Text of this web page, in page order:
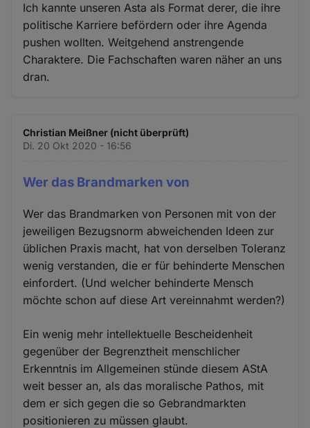
Ich kannte unseren Asta als Format derer, die ihre
politische Karriere befördern oder ihre Agenda
pushen wollten. Weitgehend anstrengende
Charaktere. Die Fachschaften waren näher an uns
dran.
Christian Meißner (nicht überprüft)
Di. 20 Okt 2020 - 16:56
Wer das Brandmarken von
Wer das Brandmarken von Personen mit von der
jeweiligen Bezugsnorm abweichenden Ideen zur
üblichen Praxis macht, hat von derselben Toleranz
wenig verstanden, die er für behinderte Menschen
einfordert. (Und welcher behinderte Mensch
möchte schon auf diese Art vereinnahmt werden?)
Ein wenig mehr intellektuelle Bescheidenheit
gegenüber der Begrenztheit menschlicher
Erkenntnis im Allgemeinen stünde diesem AStA
weit besser an, als das moralische Pathos, mit
dem er sich gegen die so Gebrandmarkten
positionieren zu müssen glaubt.